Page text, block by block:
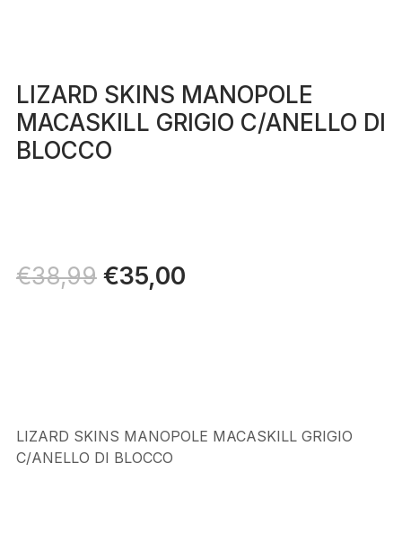
LIZARD SKINS MANOPOLE
MACASKILL GRIGIO C/ANELLO DI
BLOCCO
€38,99 Il
prezzo
€35,00Il
LIZARD SKINS MANOPOLE MACASKILL GRIGIO
C/ANELLO DI BLOCCO